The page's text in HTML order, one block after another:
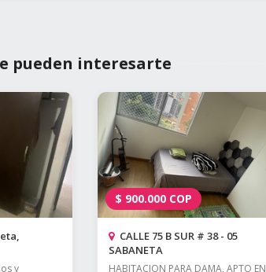
pueden interesarte
y
$ 900.000 COP
CALLE 75 B SUR # 38 - 05
SABANETA
HABITACION PARA DAMA, APTO EN